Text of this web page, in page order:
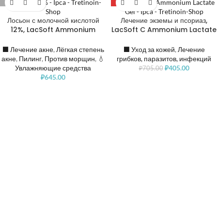
Лосьон с молочной кислотой
12%, LacSoft Ammonium
⬛️ Лечение акне, Лёгкая степень
акне, Пилинг, Против морщин, 💧
Увлажняющие средства
₽645.00
Лечение экземы и псориаз,
LacSoft C Ammonium Lactate
⬛️ Уход за кожей, Лечение
грибков, паразитов, инфекций
₽705.00 ₽405.00